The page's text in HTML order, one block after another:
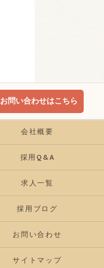
お問い合わせはこちら
会社概要
採用Q&A
求人一覧
採用ブログ
お問い合わせ
サイトマップ